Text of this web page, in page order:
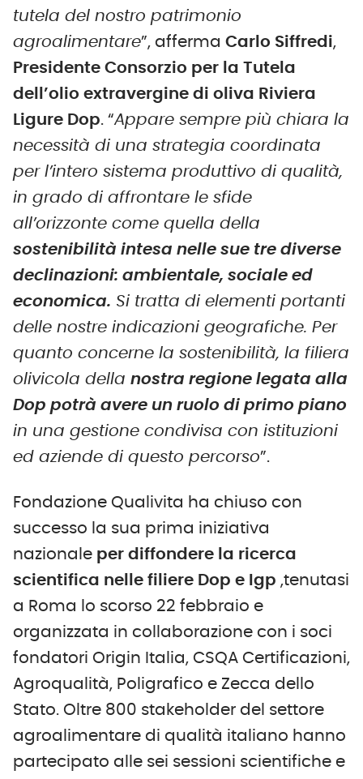
tutela del nostro patrimonio
agroalimentare”, afferma Carlo Siffredi,
Presidente Consorzio per la Tutela
dell’olio extravergine di oliva Riviera
Ligure Dop. “Appare sempre più chiara la
necessità di una strategia coordinata
per l’intero sistema produttivo di qualità,
in grado di affrontare le sfide
all’orizzonte come quella della
sostenibilità intesa nelle sue tre diverse
declinazioni: ambientale, sociale ed
economica. Si tratta di elementi portanti
delle nostre indicazioni geografiche. Per
quanto concerne la sostenibilità, la filiera
olivicola della nostra regione legata alla
Dop potrà avere un ruolo di primo piano
in una gestione condivisa con istituzioni
ed aziende di questo percorso”.
Fondazione Qualivita ha chiuso con
successo la sua prima iniziativa
nazionale per diffondere la ricerca
scientifica nelle filiere Dop e Igp ,tenutasi
a Roma lo scorso 22 febbraio e
organizzata in collaborazione con i soci
fondatori Origin Italia, CSQA Certificazioni,
Agroqualità, Poligrafico e Zecca dello
Stato. Oltre 800 stakeholder del settore
agroalimentare di qualità italiano hanno
partecipato alle sei sessioni scientifiche e